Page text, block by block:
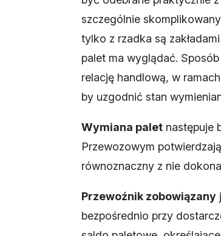
szczególnie
tylko z rzadka są
palet ma wyglądać.
relację handlową, w
by uzgodnić stan
Wymiana palet następuje
Przewozowym
równoznaczny z nie
Przewoźnik zobowiązany
bezpośrednio przy